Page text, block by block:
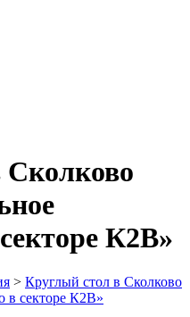
К2В»
> Круглый стол в Сколково
в секторе К2В»